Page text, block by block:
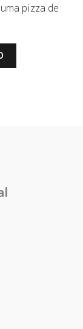
pizza de
Sauvignon 2018